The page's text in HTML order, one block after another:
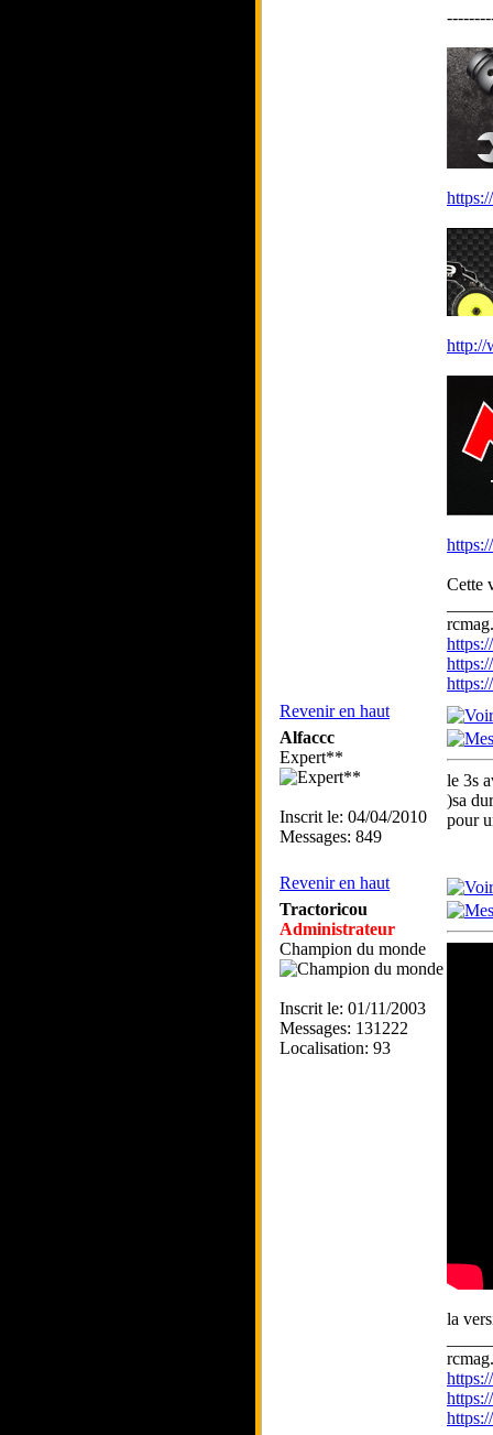
http://
Cette
Revenir en haut
Alfaccc
Expert**
Inscrit le: 04/04/2010
Messages: 849
le 3s
)sa
pour
Revenir en haut
Tractoricou
Administrateur
Champion du monde
Inscrit le: 01/11/2003
Messages: 131222
Localisation: 93
la